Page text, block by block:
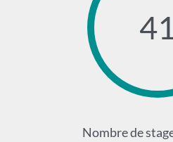
Nombre de